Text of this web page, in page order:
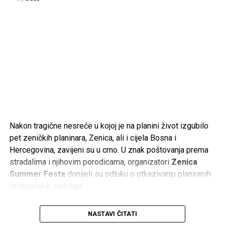
Rahmet ti duši, generale. Tvoje ime i djelo ostat će upisani
u historiji Bosne i Hercegovine i u sjećanju onih koji cijene
slobodu – poručio je Ajnadžić.
Termin komemoracije i dženaze bit će naknadno objavljen.
Odlaskom Ramiza Drekovića Bosna i Hercegovina izgubila
djelovanjem Armije Republike Bosne i Hercegovine.
Nakon tragične nesreće u kojoj je na planini život izgubilo
pet zeničkih planinara, Zenica, ali i cijela Bosna i
Hercegovina, zavijeni su u crno. U znak poštovanja prema
stradalima i njihovim porodicama, organizatori Zenica
Summer Festa donijeli su odluku o otkazivanju planiranih
Međutim, umjesto razumijevanja i riječi podrške, na
društvenim mrežama pojavili su se brojni komentari koji su
NASTAVI ČITATI